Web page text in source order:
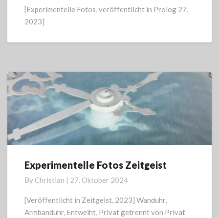
loderndes
Feuer
[Experimentelle Fotos, veröffentlicht in Prolog 27,
2023]
Experimentelle
Zeitgeist
Experimentelle Fotos Zeitgeist
By Christian | 27. Oktober 2024
[Veröffentlicht in Zeitgeist, 2023] Wanduhr,
Armbanduhr, Entweiht, Privat getrennt von Privat